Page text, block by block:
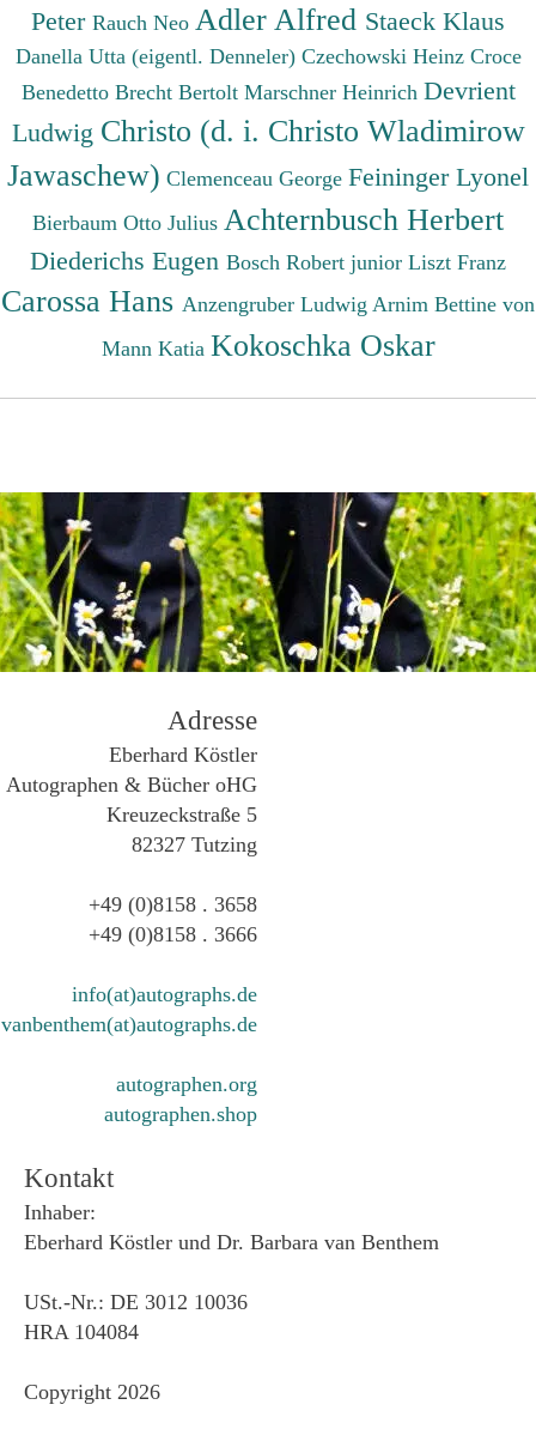
Peter Rauch Neo Adler Alfred Staeck Klaus
Danella Utta (eigentl. Denneler) Czechowski Heinz Croce
Benedetto Brecht Bertolt Marschner Heinrich Devrient
Ludwig Christo (d. i. Christo Wladimirow
Jawaschew) Clemenceau George Feininger Lyonel
Bierbaum Otto Julius Achternbusch Herbert
Diederichs Eugen Bosch Robert junior Liszt Franz
Carossa Hans Anzengruber Ludwig Arnim Bettine von
Mann Katia Kokoschka Oskar
Adresse
Eberhard Köstler
Autographen & Bücher oHG
Kreuzeckstraße 5
82327 Tutzing
+49 (0)8158 . 3658
+49 (0)8158 . 3666
info(at)autographs.de
vanbenthem(at)autographs.de
autographen.org
autographen.shop
Kontakt
Inhaber:
Eberhard Köstler und Dr. Barbara van Benthem
USt.-Nr.: DE 3012 10036
HRA 104084
Copyright 2026